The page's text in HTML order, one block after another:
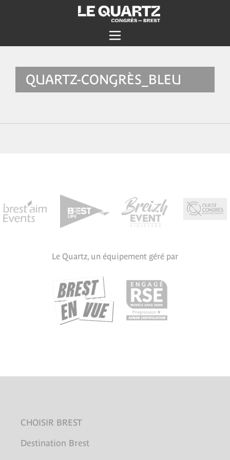
QUARTZ-CONGRÈS_BLEU
Le Quartz, un équipement géré par
CHOISIR BREST
Destination Brest